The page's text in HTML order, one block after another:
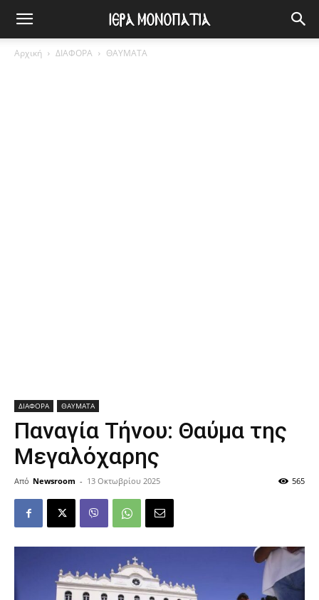
Αρχική ΔΙΑΦΟΡΑ ΘΑΥΜΑΤΑ
ΔΙΑΦΟΡΑ ΘΑΥΜΑΤΑ
Παναγία Τήνου: Θαύμα της
Μεγαλόχαρης
Από Newsroom - 13 Οκτωβρίου 2025 565